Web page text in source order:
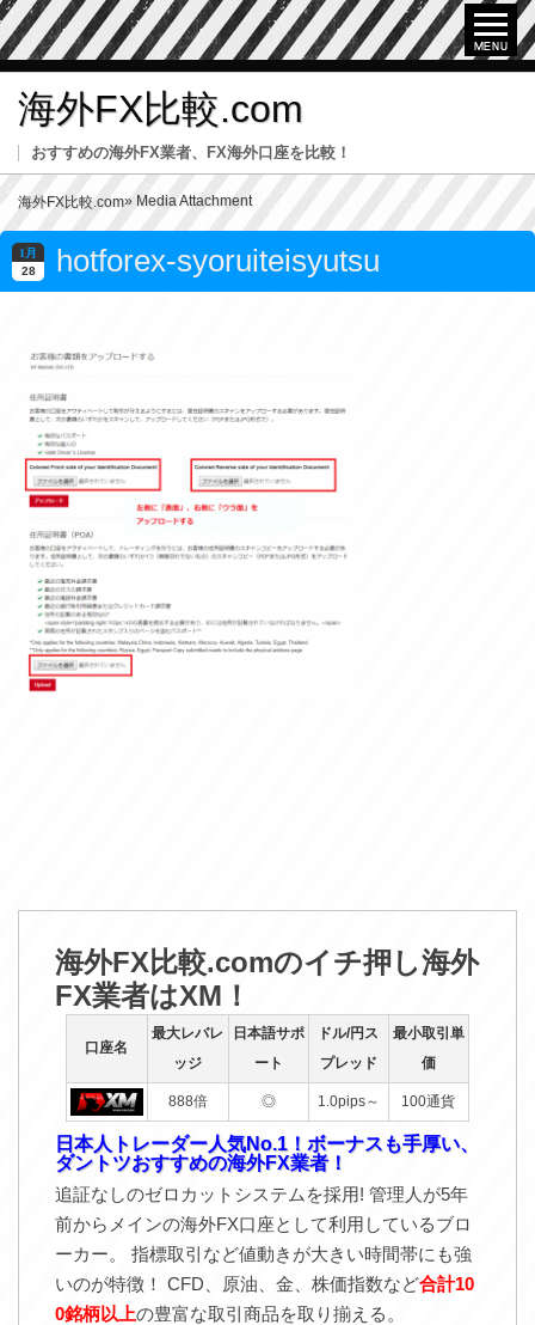
海外FX比較.com
おすすめの海外FX業者、FX海外口座を比較！
海外FX比較.com» Media Attachment
1月
28 hotforex-syoruiteisyutsu
海外FX比較.comのイチ押し海外
FX業者はXM！
口座名
最大レバレ
ッジ
日本語サポ
ート
ドル/円ス
プレッド
最小取引単
価
888倍 ◎ 1.0pips～ 100通貨
日本人トレーダー人気No.1！ボーナスも手厚い、
ダントツおすすめの海外FX業者！
追証なしのゼロカットシステムを採用! 管理人が5年
前からメインの海外FX口座として利用しているブロ
ーカー。 指標取引など値動きが大きい時間帯にも強
いのが特徴！ CFD、原油、金、株価指数など合計10
0銘柄以上の豊富な取引商品を取り揃える。